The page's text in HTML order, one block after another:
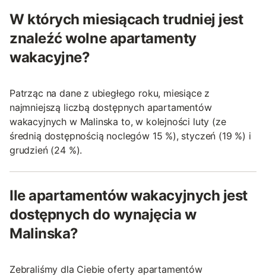
W których miesiącach trudniej jest
znaleźć wolne apartamenty
wakacyjne?
Patrząc na dane z ubiegłego roku, miesiące z
najmniejszą liczbą dostępnych apartamentów
wakacyjnych w Malinska to, w kolejności luty (ze
średnią dostępnością noclegów 15 %), styczeń (19 %) i
grudzień (24 %).
Ile apartamentów wakacyjnych jest
dostępnych do wynajęcia w
Malinska?
Zebraliśmy dla Ciebie oferty apartamentów